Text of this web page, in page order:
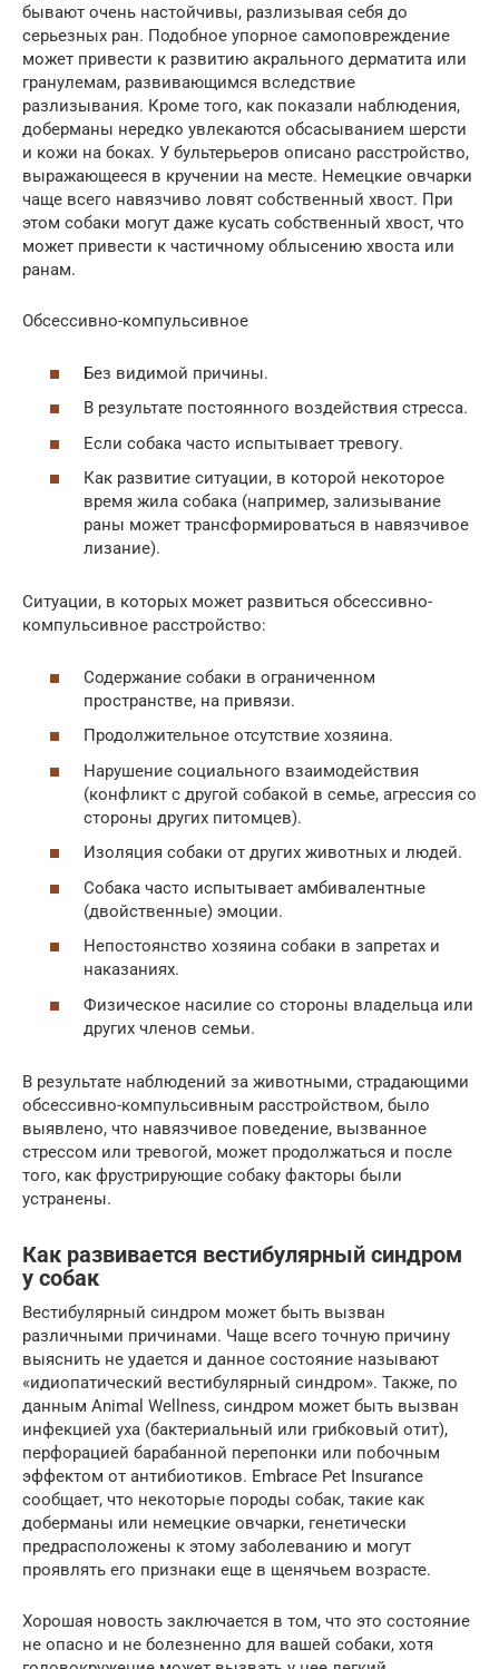
бывают очень настойчивы, разлизывая себя до
серьезных ран. Подобное упорное самоповреждение
может привести к развитию акрального дерматита или
гранулемам, развивающимся вследствие
разлизывания. Кроме того, как показали наблюдения,
доберманы нередко увлекаются обсасыванием шерсти
и кожи на боках. У бультерьеров описано расстройство,
выражающееся в кручении на месте. Немецкие овчарки
чаще всего навязчиво ловят собственный хвост. При
этом собаки могут даже кусать собственный хвост, что
может привести к частичному облысению хвоста или
ранам.
Обсессивно-компульсивное
Без видимой причины.
В результате постоянного воздействия стресса.
Если собака часто испытывает тревогу.
Как развитие ситуации, в которой некоторое
время жила собака (например, зализывание
раны может трансформироваться в навязчивое
лизание).
Ситуации, в которых может развиться обсессивно-
компульсивное расстройство:
Содержание собаки в ограниченном
пространстве, на привязи.
Продолжительное отсутствие хозяина.
Нарушение социального взаимодействия
(конфликт с другой собакой в семье, агрессия со
стороны других питомцев).
Изоляция собаки от других животных и людей.
Собака часто испытывает амбивалентные
(двойственные) эмоции.
Непостоянство хозяина собаки в запретах и
наказаниях.
Физическое насилие со стороны владельца или
других членов семьи.
В результате наблюдений за животными, страдающими
обсессивно-компульсивным расстройством, было
выявлено, что навязчивое поведение, вызванное
стрессом или тревогой, может продолжаться и после
того, как фрустрирующие собаку факторы были
устранены.
Как развивается вестибулярный синдром
у собак
Вестибулярный синдром может быть вызван
различными причинами. Чаще всего точную причину
выяснить не удается и данное состояние называют
«идиопатический вестибулярный синдром». Также, по
данным Animal Wellness, синдром может быть вызван
инфекцией уха (бактериальный или грибковый отит),
перфорацией барабанной перепонки или побочным
эффектом от антибиотиков. Embrace Pet Insurance
сообщает, что некоторые породы собак, такие как
доберманы или немецкие овчарки, генетически
предрасположены к этому заболеванию и могут
проявлять его признаки еще в щенячьем возрасте.
Хорошая новость заключается в том, что это состояние
не опасно и не болезненно для вашей собаки, хотя